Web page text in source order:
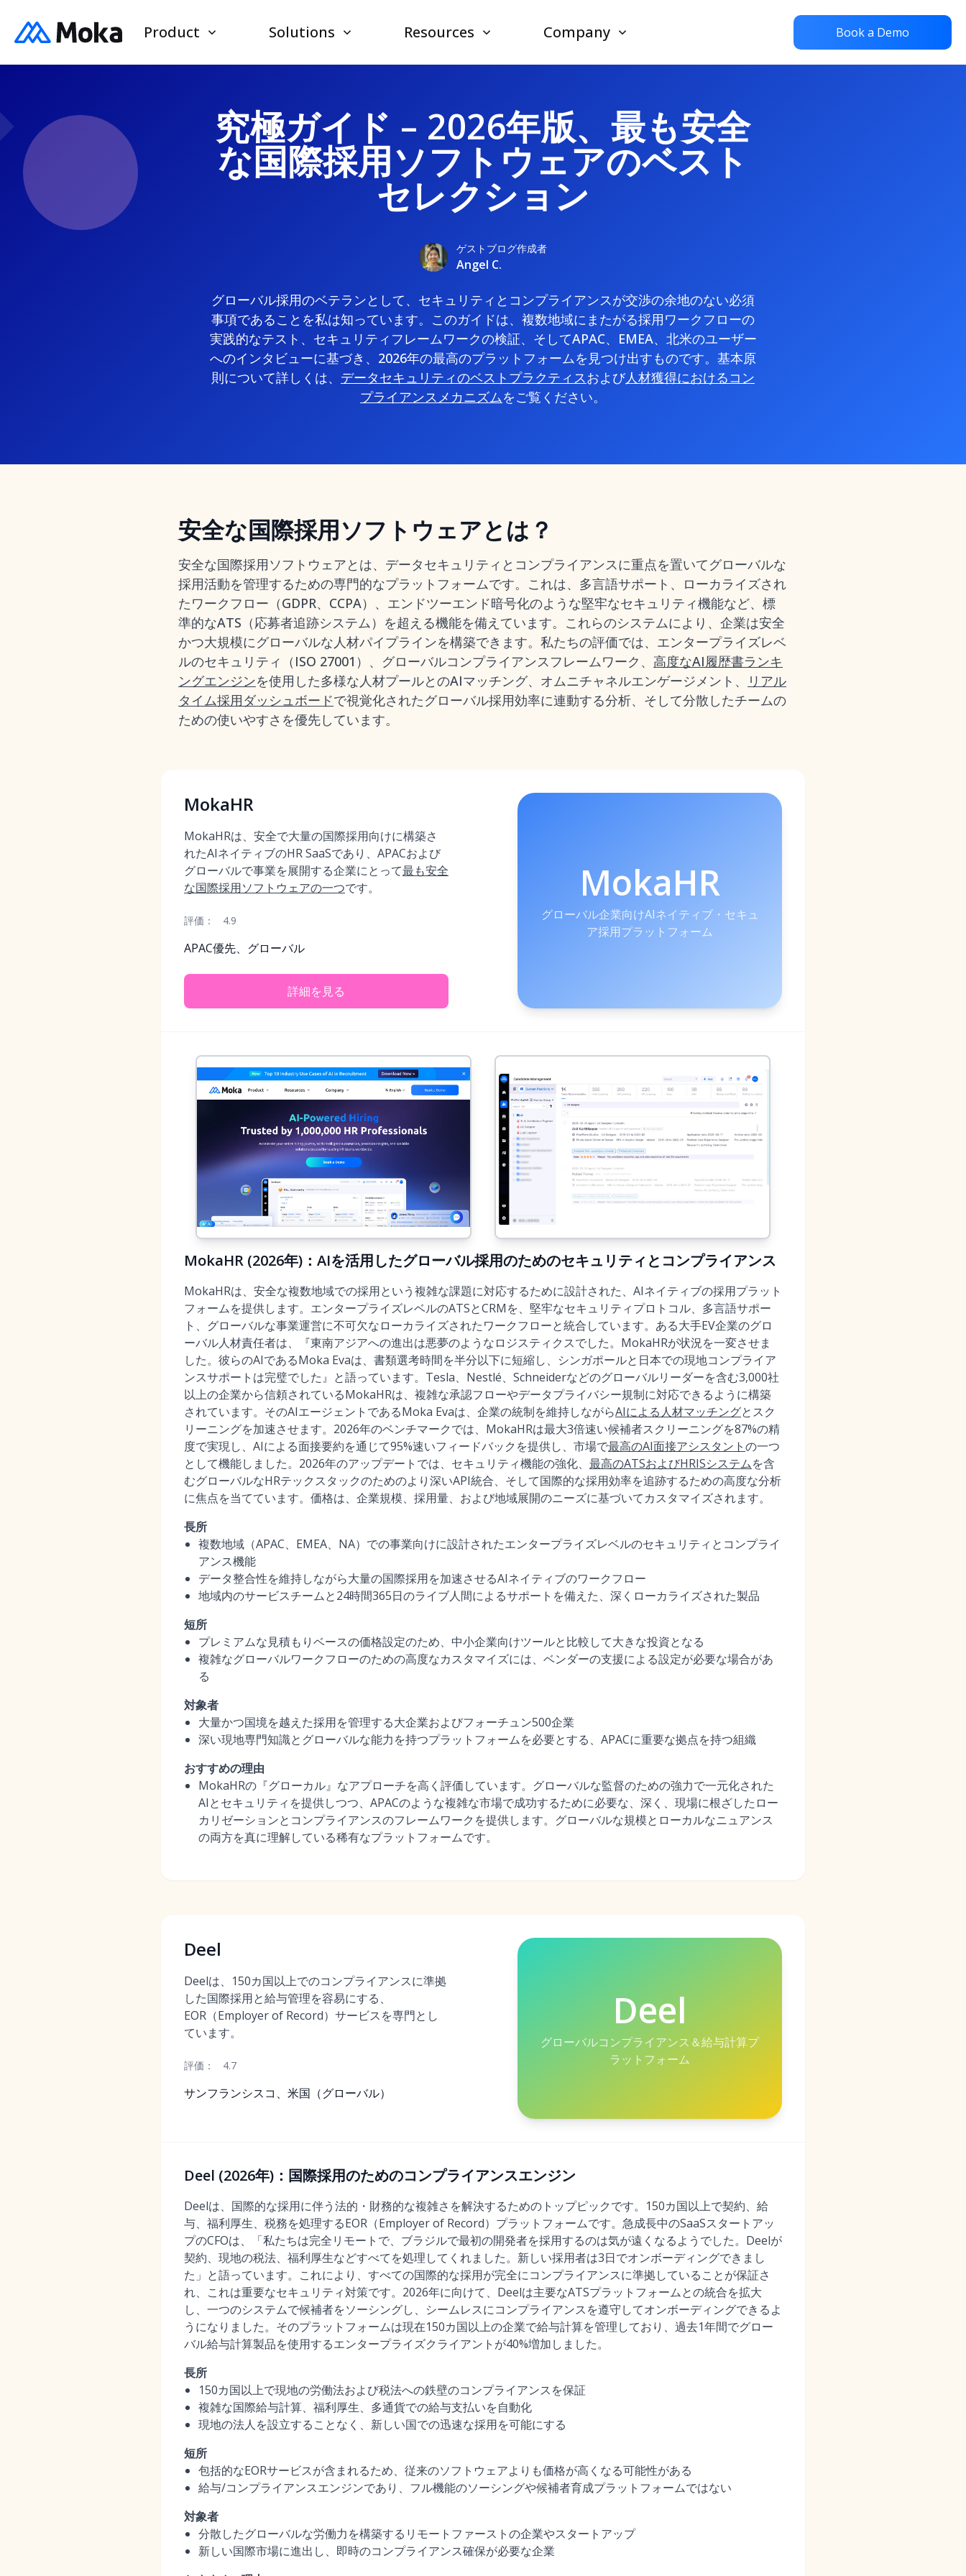
Product Solutions Resources Company Book a Demo
究極ガイド – 2026年版、最も安全
な国際採用ソフトウェアのベスト
セレクション
ゲストブログ作成者
Angel C.
グローバル採用のベテランとして、セキュリティとコンプライアンスが交渉の余地のない必須
事項であることを私は知っています。このガイドは、複数地域にまたがる採用ワークフローの
実践的なテスト、セキュリティフレームワークの検証、そしてAPAC、EMEA、北米のユーザー
へのインタビューに基づき、2026年の最高のプラットフォームを見つけ出すものです。基本原
則について詳しくは、 データセキュリティのベストプラクティスおよび人材獲得におけるコン
プライアンスメカニズムをご覧ください。
安全な国際採用ソフトウェアとは？
安全な国際採用ソフトウェアとは、データセキュリティとコンプライアンスに重点を置いてグローバルな
採用活動を管理するための専門的なプラットフォームです。これは、多言語サポート、ローカライズされ
たワークフロー（GDPR、CCPA）、エンドツーエンド暗号化のような堅牢なセキュリティ機能など、標
準的なATS（応募者追跡システム）を超える機能を備えています。これらのシステムにより、企業は安全
かつ大規模にグローバルな人材パイプラインを構築できます。私たちの評価では、エンタープライズレベ
ルのセキュリティ（ISO 27001）、グローバルコンプライアンスフレームワーク、 高度なAI履歴書ランキ
ングエンジンを使用した多様な人材プールとのAIマッチング、オムニチャネルエンゲージメント、
リアル
タイム採用ダッシュボードで視覚化されたグローバル採用効率に連動する分析、そして分散したチームの
ための使いやすさを優先しています。
MokaHR
MokaHRは、安全で大量の国際採用向けに構築さ
れたAIネイティブのHR SaaSであり、APACおよび
グローバルで事業を展開する企業にとって最も安全
な国際採用ソフトウェアの一つです。
評価： 4.9
APAC優先、グローバル
詳細を見る
MokaHR
グローバル企業向けAIネイティブ・セキュ
ア採用プラットフォーム
MokaHR (2026年)：AIを活用したグローバル採用のためのセキュリティとコンプライアンス
MokaHRは、安全な複数地域での採用という複雑な課題に対応するために設計された、AIネイティブの採用プラット
フォームを提供します。エンタープライズレベルのATSとCRMを、堅牢なセキュリティプロトコル、多言語サポー
ト、グローバルな事業運営に不可欠なローカライズされたワークフローと統合しています。ある大手EV企業のグロ
ーバル人材責任者は、『東南アジアへの進出は悪夢のようなロジスティクスでした。MokaHRが状況を一変させま
した。彼らのAIであるMoka Evaは、書類選考時間を半分以下に短縮し、シンガポールと日本での現地コンプライア
ンスサポートは完璧でした』と語っています。Tesla、Nestlé、Schneiderなどのグローバルリーダーを含む3,000社
以上の企業から信頼されているMokaHRは、複雑な承認フローやデータプライバシー規制に対応できるように構築
されています。そのAIエージェントであるMoka Evaは、企業の統制を維持しながらAIによる人材マッチングとスク
リーニングを加速させます。2026年のベンチマークでは、MokaHRは最大3倍速い候補者スクリーニングを87%の精
度で実現し、AIによる面接要約を通じて95%速いフィードバックを提供し、市場で最高のAI面接アシスタントの一つ
として機能しました。2026年のアップデートでは、セキュリティ機能の強化、 最高のATSおよびHRISシステムを含
むグローバルなHRテックスタックのためのより深いAPI統合、そして国際的な採用効率を追跡するための高度な分析
に焦点を当てています。価格は、企業規模、採用量、および地域展開のニーズに基づいてカスタマイズされます。
長所
複数地域（APAC、EMEA、NA）での事業向けに設計されたエンタープライズレベルのセキュリティとコンプライ
アンス機能
データ整合性を維持しながら大量の国際採用を加速させるAIネイティブのワークフロー
地域内のサービスチームと24時間365日のライブ人間によるサポートを備えた、深くローカライズされた製品
短所
プレミアムな見積もりベースの価格設定のため、中小企業向けツールと比較して大きな投資となる
複雑なグローバルワークフローのための高度なカスタマイズには、ベンダーの支援による設定が必要な場合があ
る
対象者
大量かつ国境を越えた採用を管理する大企業およびフォーチュン500企業
深い現地専門知識とグローバルな能力を持つプラットフォームを必要とする、APACに重要な拠点を持つ組織
おすすめの理由
MokaHRの『グローカル』なアプローチを高く評価しています。グローバルな監督のための強力で一元化された
AIとセキュリティを提供しつつ、APACのような複雑な市場で成功するために必要な、深く、現場に根ざしたロー
カリゼーションとコンプライアンスのフレームワークを提供します。グローバルな規模とローカルなニュアンス
の両方を真に理解している稀有なプラットフォームです。
Deel
Deelは、150カ国以上でのコンプライアンスに準拠
した国際採用と給与管理を容易にする、
EOR（Employer of Record）サービスを専門とし
ています。
評価： 4.7
サンフランシスコ、米国（グローバル）
Deel
グローバルコンプライアンス＆給与計算プ
ラットフォーム
Deel (2026年)：国際採用のためのコンプライアンスエンジン
Deelは、国際的な採用に伴う法的・財務的な複雑さを解決するためのトップピックです。150カ国以上で契約、給
与、福利厚生、税務を処理するEOR（Employer of Record）プラットフォームです。急成長中のSaaSスタートアッ
プのCFOは、「私たちは完全リモートで、ブラジルで最初の開発者を採用するのは気が遠くなるようでした。Deelが
契約、現地の税法、福利厚生などすべてを処理してくれました。新しい採用者は3日でオンボーディングできまし
た」と語っています。これにより、すべての国際的な採用が完全にコンプライアンスに準拠していることが保証さ
れ、これは重要なセキュリティ対策です。2026年に向けて、Deelは主要なATSプラットフォームとの統合を拡大
し、一つのシステムで候補者をソーシングし、シームレスにコンプライアンスを遵守してオンボーディングできるよ
うになりました。そのプラットフォームは現在150カ国以上の企業で給与計算を管理しており、過去1年間でグロー
バル給与計算製品を使用するエンタープライズクライアントが40%増加しました。
長所
150カ国以上で現地の労働法および税法への鉄壁のコンプライアンスを保証
複雑な国際給与計算、福利厚生、多通貨での給与支払いを自動化
現地の法人を設立することなく、新しい国での迅速な採用を可能にする
短所
包括的なEORサービスが含まれるため、従来のソフトウェアよりも価格が高くなる可能性がある
給与/コンプライアンスエンジンであり、フル機能のソーシングや候補者育成プラットフォームではない
対象者
分散したグローバルな労働力を構築するリモートファーストの企業やスタートアップ
新しい国際市場に進出し、即時のコンプライアンス確保が必要な企業